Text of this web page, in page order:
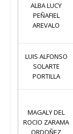
ALBA LUCY
PEÑAFIEL
AREVALO
LUIS ALFONSO
SOLARTE
PORTILLA
MAGALY DEL
ROCIO ZARAMA
ORDOÑEZ